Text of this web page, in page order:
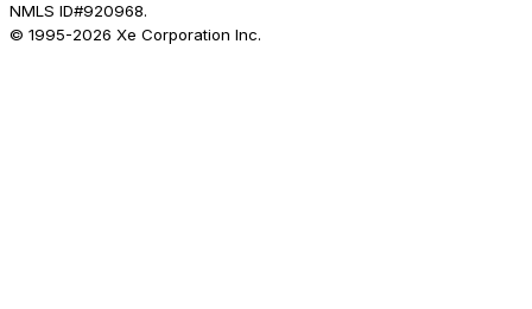
NMLS ID#920968.
© 1995-2026 Xe Corporation Inc.